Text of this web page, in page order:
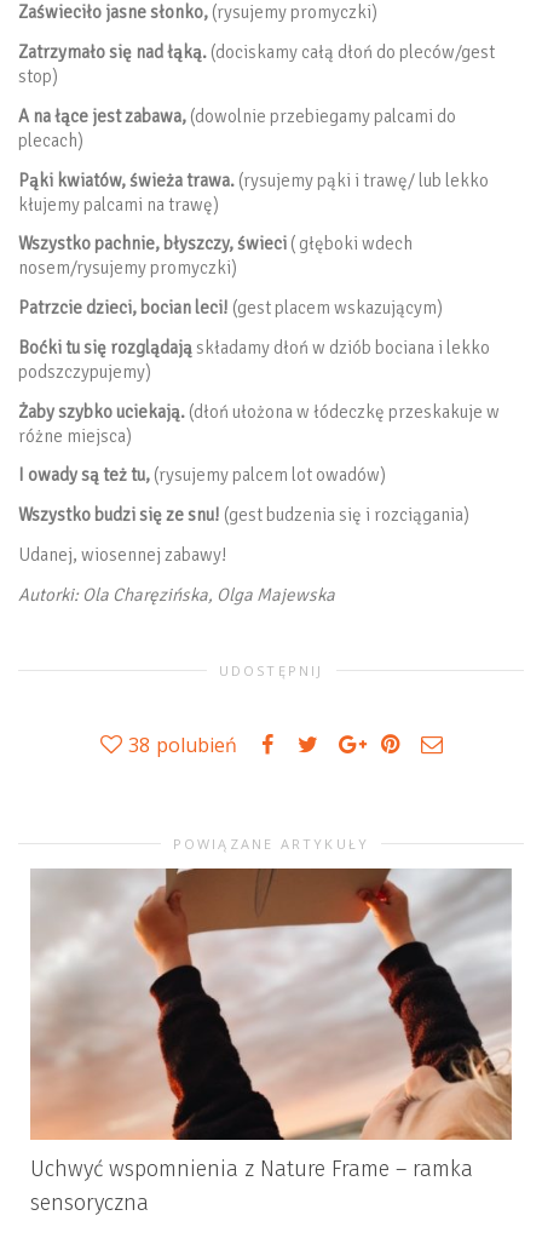
Zaświeciło jasne słonko, (rysujemy promyczki)
Zatrzymało się nad łąką. (dociskamy całą dłoń do pleców/gest
stop)
A na łące jest zabawa, (dowolnie przebiegamy palcami do
plecach)
Pąki kwiatów, świeża trawa. (rysujemy pąki i trawę/ lub lekko
kłujemy palcami na trawę)
Wszystko pachnie, błyszczy, świeci ( głęboki wdech
nosem/rysujemy promyczki)
Patrzcie dzieci, bocian leci! (gest placem wskazującym)
Boćki tu się rozglądają składamy dłoń w dziób bociana i lekko
podszczypujemy)
Żaby szybko uciekają. (dłoń ułożona w łódeczkę przeskakuje w
różne miejsca)
I owady są też tu, (rysujemy palcem lot owadów)
Wszystko budzi się ze snu! (gest budzenia się i rozciągania)
Udanej, wiosennej zabawy!
Autorki: Ola Charęzińska, Olga Majewska
UDOSTĘPNIJ
38 polubień
POWIĄZANE ARTYKUŁY
Uchwyć wspomnienia z Nature Frame – ramka
sensoryczna